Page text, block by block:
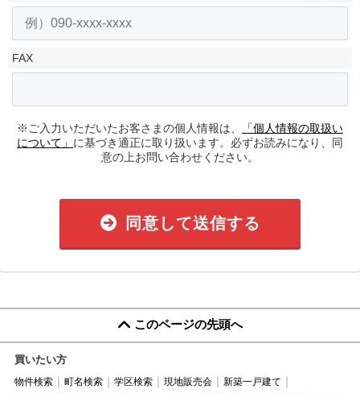
FAX
※ご入力いただいたお客さまの個人情報は、
「個人情報の取扱い
について」 に基づき適正に取り扱います。必ずお読みになり、同
意の上お問い合わせください。
同意して送信する
このページの先頭へ
買いたい方
物件検索 町名検索 学区検索 現地販売会
新築一戸建て